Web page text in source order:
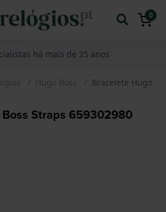
0
há mais de 25 anos
Hugo Boss Bracelete Hugo
Straps 659302980